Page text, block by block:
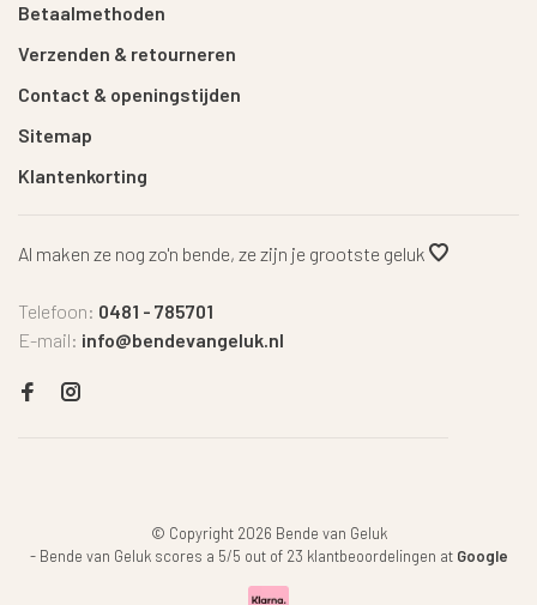
Betaalmethoden
Verzenden & retourneren
Contact & openingstijden
Sitemap
Klantenkorting
Al maken ze nog zo'n bende, ze zijn je grootste geluk
Telefoon: 0481 - 785701
E-mail: info@bendevangeluk.nl
© Copyright 2026 Bende van Geluk
- Bende van Geluk scores a 5/5 out of 23 klantbeoordelingen at Google